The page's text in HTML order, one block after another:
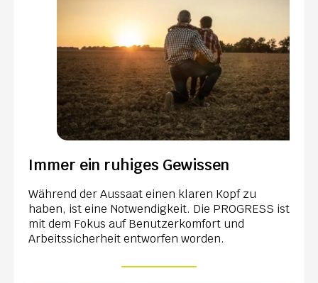
Immer ein ruhiges Gewissen
Während der Aussaat einen klaren Kopf zu
haben, ist eine Notwendigkeit. Die PROGRESS ist
mit dem Fokus auf Benutzerkomfort und
Arbeitssicherheit entworfen worden.